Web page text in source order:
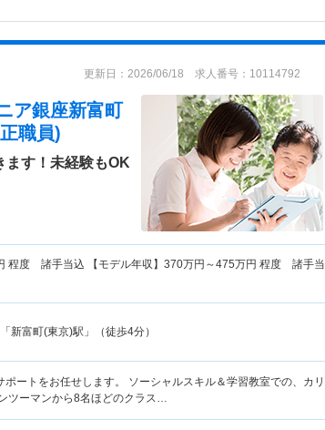
更新日：2026/06/18 求人番号：10114792
ア銀座新富町
職員)
ます！未経験もOK
程度 諸手当込 【モデル年収】 370万円～475万円 程度 諸手当
新富町(東京)駅」（徒歩4分）
ートをお任せします。 ソーシャルスキル＆学習教室での、カリ
ーマンから8名ほどのクラス…